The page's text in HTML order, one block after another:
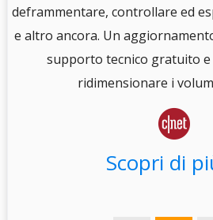
deframmentare, controllare ed
e altro ancora. Un
supporto tecnico gratuito
ridimensionare i

Scopri di